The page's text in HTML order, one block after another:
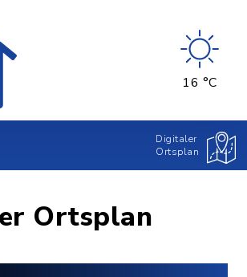
16 °C
Digitaler
Ortsplan
Ortsplan